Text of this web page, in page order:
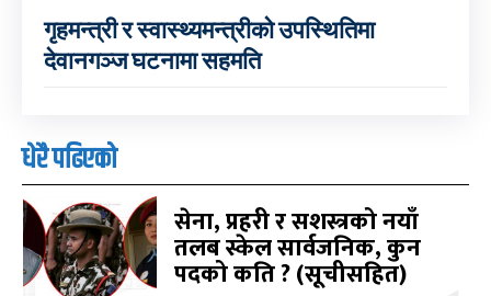
गृहमन्त्री र स्वास्थ्यमन्त्रीको उपस्थितिमा
देवानगञ्ज घटनामा सहमति
धेरै पढिएको
सेना, प्रहरी र सशस्त्रको नयाँ
तलब स्केल सार्वजनिक, कुन
पदको कति ? (सूचीसहित)